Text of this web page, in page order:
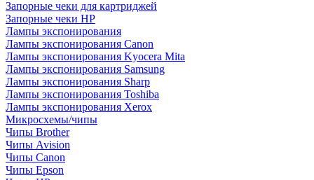
Запорные чеки для картриджей
Запорные чеки HP
Лампы экспонирования
Лампы экспонирования Canon
Лампы экспонирования Kyocera Mita
Лампы экспонирования Samsung
Лампы экспонирования Sharp
Лампы экспонирования Toshiba
Лампы экспонирования Xerox
Микросхемы/чипы
Чипы Brother
Чипы Avision
Чипы Canon
Чипы Epson